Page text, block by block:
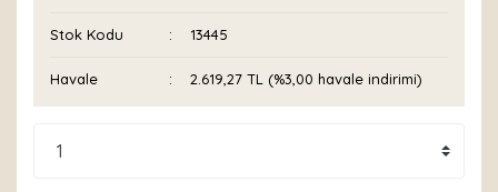
Stok Kodu 13445
Havale 2.619,27 TL (%3,00 havale indirimi)